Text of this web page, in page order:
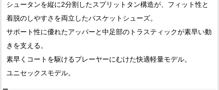
シュータンを縦に2分割したスプリットタン構造が、フィット性と
着脱のしやすさを両立したバスケットシューズ。
サポート性に優れたアッパーと中足部のトラスティックが素早い動
きを支える。
素早くコートを駆けるプレーヤーにむけた快適軽量モデル。
ユニセックスモデル。